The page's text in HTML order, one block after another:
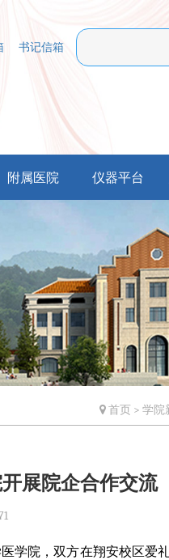
书记信箱
附属医院 仪器平台
首页 > 学院
展院企合作交流
学院，双方在翔安校区爱